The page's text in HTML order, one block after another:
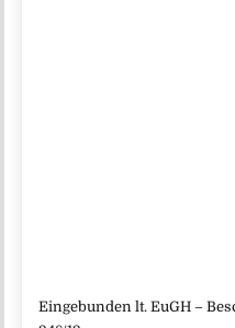
Eingebunden lt. EuGH –